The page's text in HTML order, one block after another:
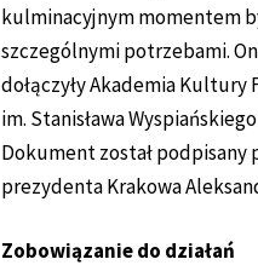
kulminacyjnym momentem
szczególnymi potrzebami.
dołączyły Akademia Kultury
im. Stanisława
Dokument został
prezydenta Krakowa
Zobowiązanie do działań